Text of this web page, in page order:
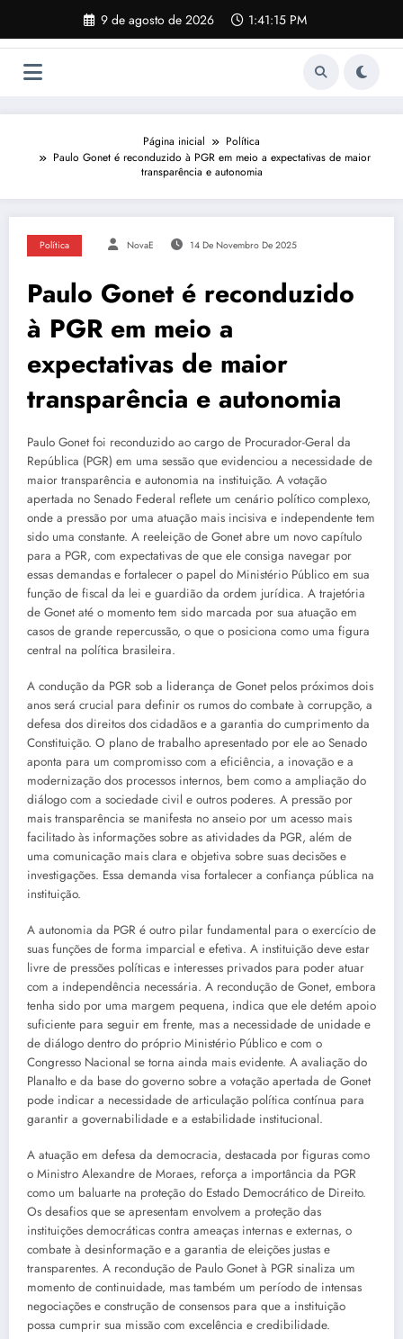
o
9 de agosto de 2026 1:41:16 PM
Página inicial
Política
Paulo Gonet é reconduzido à PGR em meio a expectativas de maior
transparência e autonomia
Política NovaE 14 De Novembro De 2025
Paulo Gonet é reconduzido
à PGR em meio a
expectativas de maior
transparência e autonomia
Paulo Gonet foi reconduzido ao cargo de Procurador-Geral da
República (PGR) em uma sessão que evidenciou a necessidade de
maior transparência e autonomia na instituição. A votação
apertada no Senado Federal reflete um cenário político complexo,
onde a pressão por uma atuação mais incisiva e independente tem
sido uma constante. A reeleição de Gonet abre um novo capítulo
para a PGR, com expectativas de que ele consiga navegar por
essas demandas e fortalecer o papel do Ministério Público em sua
função de fiscal da lei e guardião da ordem jurídica. A trajetória
de Gonet até o momento tem sido marcada por sua atuação em
casos de grande repercussão, o que o posiciona como uma figura
central na política brasileira.
A condução da PGR sob a liderança de Gonet pelos próximos dois
anos será crucial para definir os rumos do combate à corrupção, a
defesa dos direitos dos cidadãos e a garantia do cumprimento da
Constituição. O plano de trabalho apresentado por ele ao Senado
aponta para um compromisso com a eficiência, a inovação e a
modernização dos processos internos, bem como a ampliação do
diálogo com a sociedade civil e outros poderes. A pressão por
mais transparência se manifesta no anseio por um acesso mais
facilitado às informações sobre as atividades da PGR, além de
uma comunicação mais clara e objetiva sobre suas decisões e
investigações. Essa demanda visa fortalecer a confiança pública na
instituição.
A autonomia da PGR é outro pilar fundamental para o exercício de
suas funções de forma imparcial e efetiva. A instituição deve estar
livre de pressões políticas e interesses privados para poder atuar
com a independência necessária. A recondução de Gonet, embora
tenha sido por uma margem pequena, indica que ele detém apoio
suficiente para seguir em frente, mas a necessidade de unidade e
de diálogo dentro do próprio Ministério Público e com o
Congresso Nacional se torna ainda mais evidente. A avaliação do
Planalto e da base do governo sobre a votação apertada de Gonet
pode indicar a necessidade de articulação política contínua para
garantir a governabilidade e a estabilidade institucional.
A atuação em defesa da democracia, destacada por figuras como
o Ministro Alexandre de Moraes, reforça a importância da PGR
como um baluarte na proteção do Estado Democrático de Direito.
Os desafios que se apresentam envolvem a proteção das
instituições democráticas contra ameaças internas e externas, o
combate à desinformação e a garantia de eleições justas e
transparentes. A recondução de Paulo Gonet à PGR sinaliza um
momento de continuidade, mas também um período de intensas
negociações e construção de consensos para que a instituição
possa cumprir sua missão com excelência e credibilidade.